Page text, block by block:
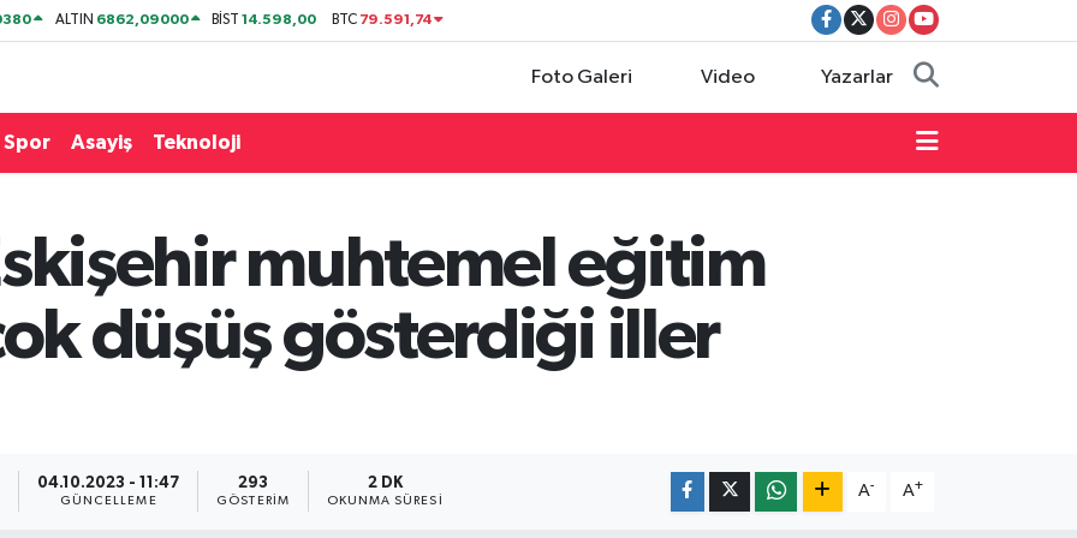
ALTIN 6862,09000 BİST14.598,00 BTC 79.591,74
Foto Galeri Video Yazarlar
Spor Asayiş Teknoloji
muhtemel eğitim
düşüş gösterdiği iller
04.10.2023 - 11:47
GÜNCELLEME
293
GÖSTERIM
2 DK
OKUNMA SÜRESI
A- A+